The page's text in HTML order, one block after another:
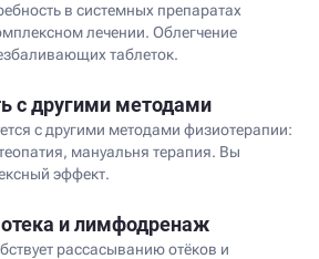
в системных препаратах
лечении. Облегчение
таблеток.
с другими методами
с другими методами физиотерапии:
мануальня терапия. Вы
эффект.
и лимфодренаж
рассасыванию отёков и